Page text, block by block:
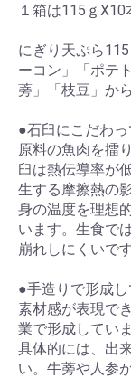
１箱は115ｇX10
にぎり天ぷら
ーコン」「ポテ
蒡」「枝豆」か
●石臼にこだわっ
原料の魚肉を擂
臼は熱伝導率が
生する摩擦熱の
身の温度を理想
います。生食で
崩れしにくいです
●手造りで形成し
素材感が表現で
業で形成していま
具体的には、出
い。牛蒡や人参